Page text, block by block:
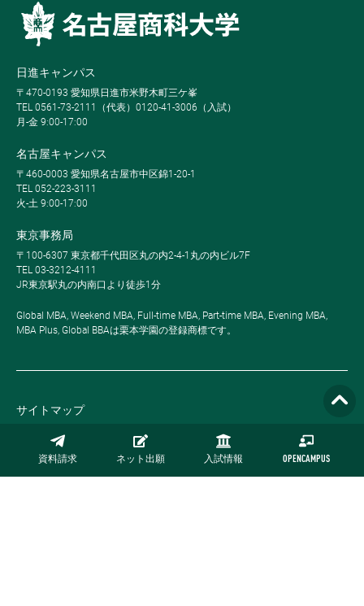
資料請求 ネット出願 入試情報 OPENCAMPUS
日進キャンパス
〒470-0193 愛知県日進市米野木町三ケ峯
TEL 0561-73-2111（代表）0120-41-3006（入試）
月-金 9:00-17:00
名古屋キャンパス
〒460-0003 愛知県名古屋市中区錦1-20-1
TEL 052-223-3111
火-土 9:00-17:00
東京事務局
〒100-6307 東京都千代田区丸の内2-4-1丸の内ビル7F
TEL 03-3212-4111
JR東京駅丸の内南口より徒歩1分
Global MBA, Weekend MBA, Full-time MBA, Part-time MBA, Evening MBA,
MBA Plus, Global BBAは栗本学園の登録商標です。
サイトマップ
プライバシーポリシー